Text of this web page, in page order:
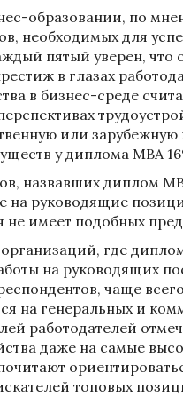
образовании, по
необходимых для
пятый уверен, что
в глазах
в бизнес-среде
или
у диплома МВА
назвавших диплом
на руководящие
не имеет подобных
где
на руководящих
чаще
на генеральных и
работодателей
даже на самые
топовых